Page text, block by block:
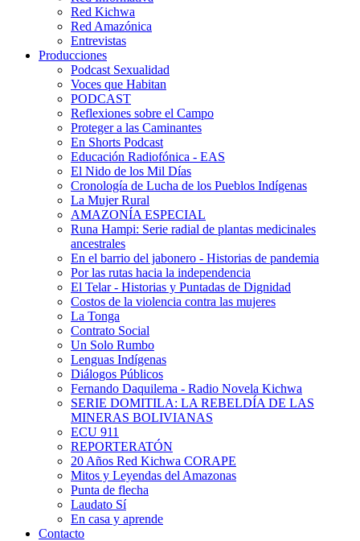
Red Kichwa
Red Amazónica
Entrevistas
Producciones
Podcast Sexualidad
Voces que Habitan
PODCAST
Reflexiones sobre el Campo
Proteger a las Caminantes
En Shorts Podcast
Educación Radiofónica - EAS
El Nido de los Mil Días
Cronología de Lucha de los Pueblos Indígenas
La Mujer Rural
AMAZONÍA ESPECIAL
Runa Hampi: Serie radial de plantas medicinales
ancestrales
En el barrio del jabonero - Historias de pandemia
Por las rutas hacia la independencia
El Telar - Historias y Puntadas de Dignidad
Costos de la violencia contra las mujeres
La Tonga
Contrato Social
Un Solo Rumbo
Lenguas Indígenas
Diálogos Públicos
Fernando Daquilema - Radio Novela Kichwa
SERIE DOMITILA: LA REBELDÍA DE LAS
MINERAS BOLIVIANAS
ECU 911
REPORTERATÓN
20 Años Red Kichwa CORAPE
Mitos y Leyendas del Amazonas
Punta de flecha
Laudato Sí
En casa y aprende
Contacto